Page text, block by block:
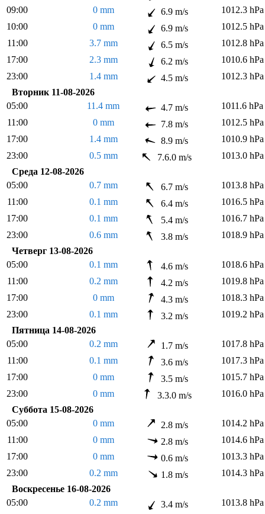
09:00 0 mm 6.9 m/s
1012.3 hPa
10:00
0 mm 6.9 m/s
1012.5 hPa
11:00
3.7 mm 6.5 m/s
1012.8 hPa
17:00
2.3 mm 6.2 m/s
1010.6 hPa
23:00
1.4 mm 4.5 m/s
1012.3 hPa
Вторник 11-08-2026
05:00
11.4 mm 4.7 m/s
1011.6 hPa
11:00
0 mm 7.8 m/s
1012.5 hPa
17:00
1.4 mm 8.9 m/s
1010.9 hPa
23:00
0.5 mm 7.6.0 m/s
1013.0 hPa
Среда 12-08-2026
05:00
0.7 mm 6.7 m/s
1013.8 hPa
11:00
0.1 mm 6.4 m/s
1016.5 hPa
17:00
0.1 mm 5.4 m/s
1016.7 hPa
23:00
0.6 mm 3.8 m/s
1018.9 hPa
Четверг 13-08-2026
05:00
0.1 mm 4.6 m/s
1018.6 hPa
11:00
0.2 mm 4.2 m/s
1019.8 hPa
17:00
0 mm 4.3 m/s
1018.3 hPa
23:00
0.1 mm 3.2 m/s
1019.2 hPa
Пятница 14-08-2026
05:00
0.2 mm 1.7 m/s
1017.8 hPa
11:00
0.1 mm 3.6 m/s
1017.3 hPa
17:00
0 mm 3.5 m/s
1015.7 hPa
23:00
0 mm 3.3.0 m/s
1016.0 hPa
Суббота 15-08-2026
05:00
0 mm 2.8 m/s
1014.2 hPa
11:00
0 mm 2.8 m/s
1014.6 hPa
17:00
0 mm 0.6 m/s
1013.3 hPa
23:00
0.2 mm 1.8 m/s
1014.3 hPa
Воскресенье 16-08-2026
05:00
0.2 mm 3.4 m/s
1013.8 hPa